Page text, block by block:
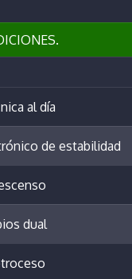
al día
de estabilidad
dual